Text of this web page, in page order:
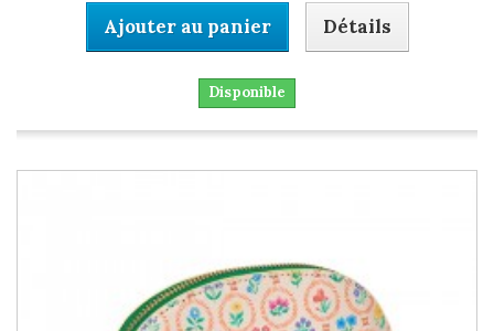
Ajouter au panier Détails
Disponible